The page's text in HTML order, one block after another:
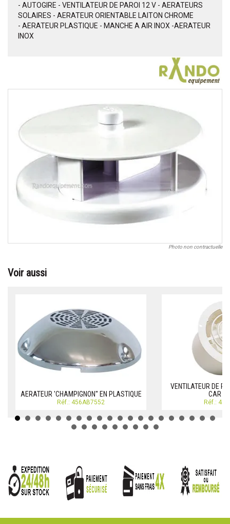
- AUTOGIRE - VENTILATEUR DE PAROI 12 V - AERATEURS
SOLAIRES - AERATEUR ORIENTABLE LAITON CHROME
- AERATEUR PLASTIQUE - MANCHE A AIR INOX -AERATEUR
INOX
Photo non contractuelle
Voir aussi
AERATEUR 'CHAMPIGNON'' EN PLASTIQUE
Réf.: 456AB7552
VENTILATEUR DE
CAR
Réf.: